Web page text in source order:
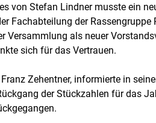
von Stefan Lindner musste ein
Fachabteilung der Rassengruppe
Versammlung als neuer
sich für das Vertrauen.
Zehentner, informierte in
der Stückzahlen für das